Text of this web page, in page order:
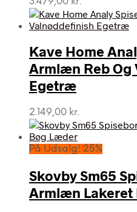
Kave Home
Armlæn Reb Og
Egetræ
2.149,00 kr.
På Udsalg! 25%
Skovby Sm65
Armlæn Lakeret